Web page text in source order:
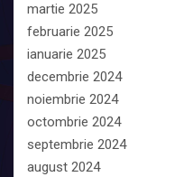
martie 2025
februarie 2025
ianuarie 2025
decembrie 2024
noiembrie 2024
octombrie 2024
septembrie 2024
august 2024